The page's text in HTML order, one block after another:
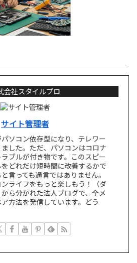
会社スタイルプロ
サイト管理者
ソコン依存型になり、テレワー
した。ただ、パソコンはコロナ
ブルが付き物です。このスピー
どれだけ短時間に改善するかで
言っても過言ではありません。
ライフをもっと楽しもう！（ダ
ら分かれた法人ブログで、全メ
方法を発信しています。どう